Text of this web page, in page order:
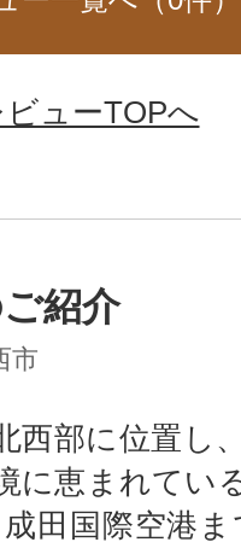
ビューTOPへ
紹介
市
西部に位置し
に恵まれてい
田国際空港